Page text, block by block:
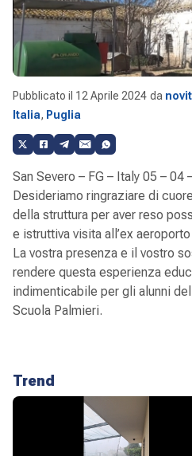
Pubblicato il 12 Aprile 2024 da
Italia, Puglia
San Severo – FG – Italy 05 – 04
Desideriamo ringraziare di
della struttura per aver reso
e istruttiva visita all’ex
La vostra presenza e il vostro
rendere questa esperienza
indimenticabile per gli alunni
Scuola Palmieri.
Trend